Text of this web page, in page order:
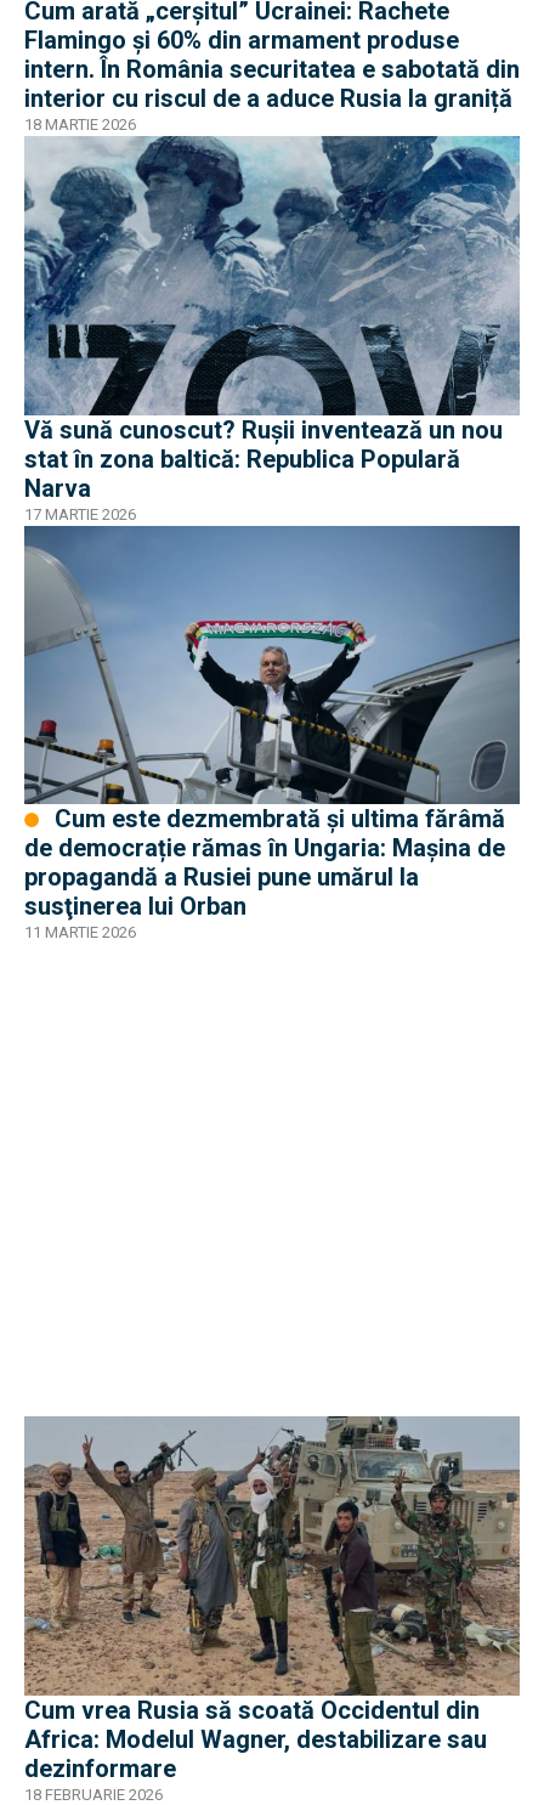
Cum arată „cerșitul” Ucrainei: Rachete
Flamingo și 60% din armament produse
intern. În România securitatea e sabotată din
interior cu riscul de a aduce Rusia la graniță
18 MARTIE 2026
Vă sună cunoscut? Rușii inventează un nou
stat în zona baltică: Republica Populară
Narva
17 MARTIE 2026
de democrație rămas în Ungaria: Maşina de
propagandă a Rusiei pune umărul la
susţinerea lui Orban
11 MARTIE 2026
Cum vrea Rusia să scoată Occidentul din
Africa: Modelul Wagner, destabilizare sau
dezinformare
18 FEBRUARIE 2026